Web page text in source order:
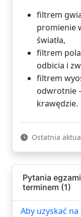
filtrem
promienie
światła,
filtrem
odbicia i
filtrem
odwrotnie
krawędzie.
Ostatnia
Pytania
terminem (1)
Aby uzyskać